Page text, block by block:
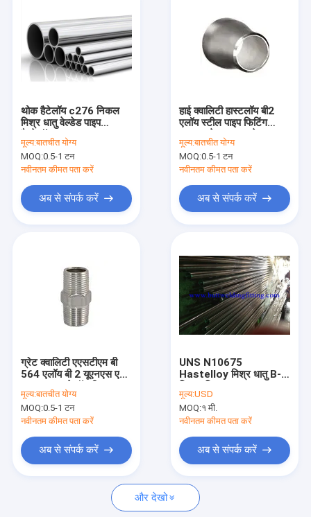
हमारे बारे में
कारखाना भ्रमण
संपर्क करें
समाचार
एक उद्धरण की विनती करे
थोक हैटेलॉय c276 निकल
मिश्र धातु वेल्डेड पाइप
हैस्टेलॉय b2 ट्यूब
मूल्य:बातचीत योग्य
MOQ:0.5-1 टन
नवीनतम कीमत पता करें
अब से संपर्क करें
हाई क्वालिटी हास्टलॉय बी2
एलॉय स्टील पाइप फिटिंग
6"x5'' रेड्यूसर स्ट्रेस
करप्शन क्रैकिंग रेज़िस्टेंस
मूल्य:बातचीत योग्य
MOQ:0.5-1 टन
नवीनतम कीमत पता करें
अब से संपर्क करें
ग्रेट क्वालिटी एएसटीएम बी
564 एलॉय बी 2 यूएनएस एन
10665 हास्टेलॉय बी 2
स्टेनलेस स्टील थ्रेडेड 3000
# बीएस 3799 हेक्स निप्पल
मूल्य:बातचीत योग्य
MOQ:0.5-1 टन
नवीनतम कीमत पता करें
अब से संपर्क करें
UNS N10675
Hastelloy मिश्र धातु B-3
आईएसओ 6207, दीन
17751, TUV CE
मूल्य:USD
MOQ:१ मी.
नवीनतम कीमत पता करें
अब से संपर्क करें
और देखो